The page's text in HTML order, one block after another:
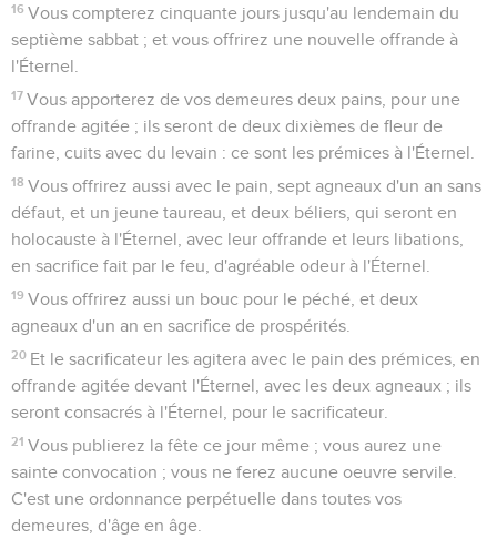
40 Et le premier jour vous prendrez du fruit des beaux arbres,
des branches de palmiers, des rameaux d'arbres touffus et
des saules de rivière ; et vous vous réjouirez pendant sept
jours devant l'Éternel, votre Dieu.
41 Vous célébrerez ainsi cette fête à l'Éternel pendant sept
jours dans l'année. C'est une ordonnance perpétuelle pour
vos générations ; vous la célébrerez le septième mois.
42 Vous demeurerez pendant sept jours sous des tentes ;
tous ceux qui seront nés en Israël demeureront sous des
tentes,
43 Afin que votre postérité sache que j'ai fait habiter les
enfants d'Israël sous des tentes, lorsque je les ai fait sortir du
pays d'Égypte : Je suis l'Éternel, votre Dieu.
44 Ainsi Moïse déclara aux enfants d'Israël les fêtes de
l'Éternel.
Lévitique 24
Contenus Versions